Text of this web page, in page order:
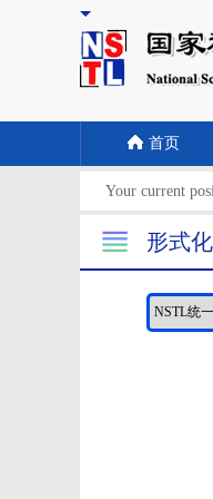
首页
Your current
形式